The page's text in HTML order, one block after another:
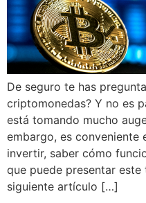
De seguro te has
criptomonedas? Y no es
está tomando mucho
embargo, es conveniente
invertir, saber cómo
que puede presentar
siguiente artículo […]